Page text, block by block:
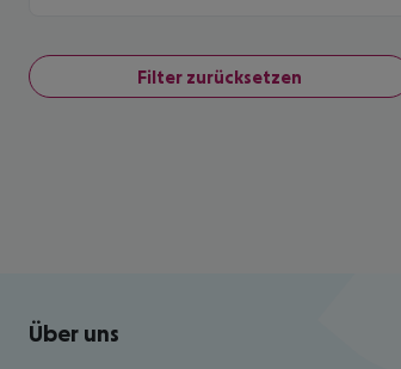
Filter zurücksetzen
Footer navigation
Über uns